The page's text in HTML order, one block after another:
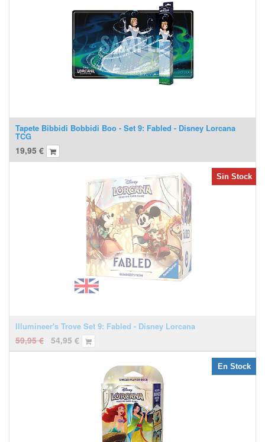
Tapete Bibbidi Bobbidi Boo - Set 9: Fabled - Disney Lorcana
TCG
19,95 €
Illumineer's Trove Set 9: Fabled - Disney Lorcana
59,95€ 54,95 €
Sin Stock
En Stock